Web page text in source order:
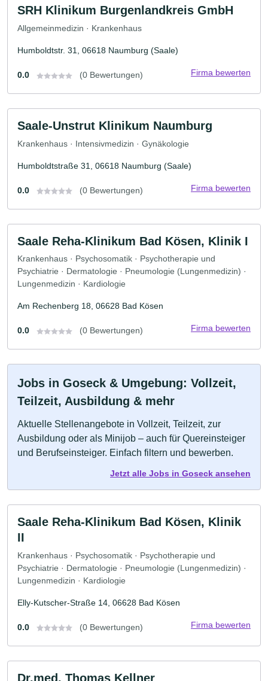
SRH Klinikum Burgenlandkreis GmbH
Allgemeinmedizin · Krankenhaus
Humboldtstr. 31, 06618 Naumburg (Saale)
0.0 (0 Bewertungen) Firma bewerten
Saale-Unstrut Klinikum Naumburg
Krankenhaus · Intensivmedizin · Gynäkologie
Humboldtstraße 31, 06618 Naumburg (Saale)
0.0 (0 Bewertungen) Firma bewerten
Saale Reha-Klinikum Bad Kösen, Klinik I
Krankenhaus · Psychosomatik · Psychotherapie und
Psychiatrie · Dermatologie · Pneumologie (Lungenmedizin) ·
Lungenmedizin · Kardiologie
Am Rechenberg 18, 06628 Bad Kösen
0.0 (0 Bewertungen) Firma bewerten
Jobs in Goseck & Umgebung: Vollzeit,
Teilzeit, Ausbildung & mehr
Aktuelle Stellenangebote in Vollzeit, Teilzeit, zur
Ausbildung oder als Minijob – auch für Quereinsteiger
und Berufseinsteiger. Einfach filtern und bewerben.
Jetzt alle Jobs in Goseck ansehen
Saale Reha-Klinikum Bad Kösen, Klinik
II
Krankenhaus · Psychosomatik · Psychotherapie und
Psychiatrie · Dermatologie · Pneumologie (Lungenmedizin) ·
Lungenmedizin · Kardiologie
Elly-Kutscher-Straße 14, 06628 Bad Kösen
0.0 (0 Bewertungen) Firma bewerten
Dr.med. Thomas Kellner